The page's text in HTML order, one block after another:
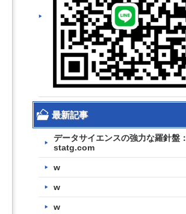
最新記事
データサイエンスの強力な羅針盤：
statg.com
w
w
w